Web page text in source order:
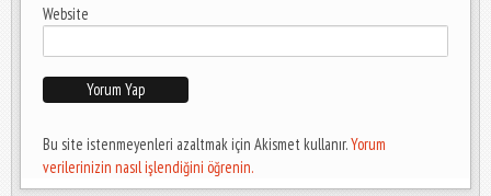
Website
Bu site istenmeyenleri azaltmak için Akismet kullanır.Yorum
verilerinizin nasıl işlendiğini öğrenin.